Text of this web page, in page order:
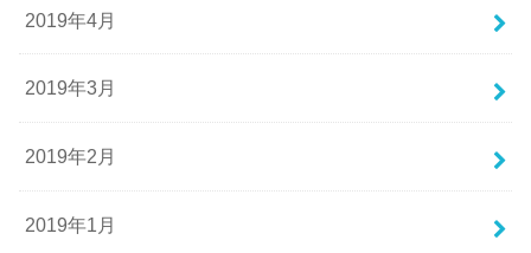
2019年4月
2019年3月
2019年2月
2019年1月